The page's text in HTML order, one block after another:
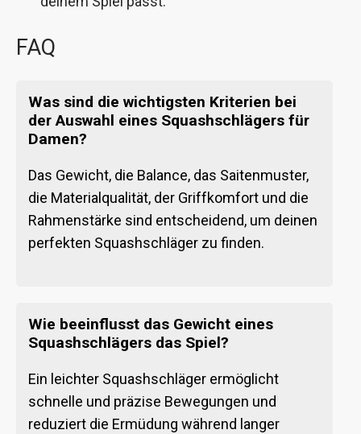
FAQ
Was sind die wichtigsten Kriterien bei
der Auswahl eines Squashschlägers für
Damen?
Das Gewicht, die Balance, das Saitenmuster,
die Materialqualität, der Griffkomfort und die
Rahmenstärke sind entscheidend, um deinen
perfekten Squashschläger zu finden.
Wie beeinflusst das Gewicht eines
Squashschlägers das Spiel?
Ein leichter Squashschläger ermöglicht
schnelle und präzise Bewegungen und
reduziert die Ermüdung während langer